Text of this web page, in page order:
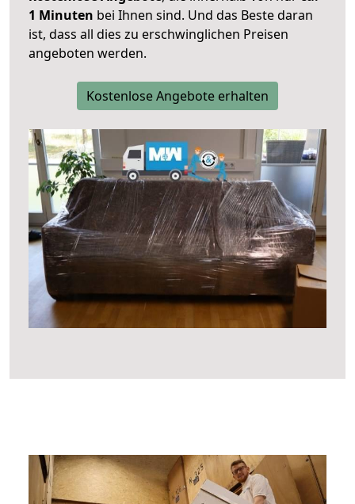
1 Minuten bei Ihnen sind. Und das Beste daran
ist, dass all dies zu erschwinglichen Preisen
angeboten werden.
Kostenlose Angebote erhalten